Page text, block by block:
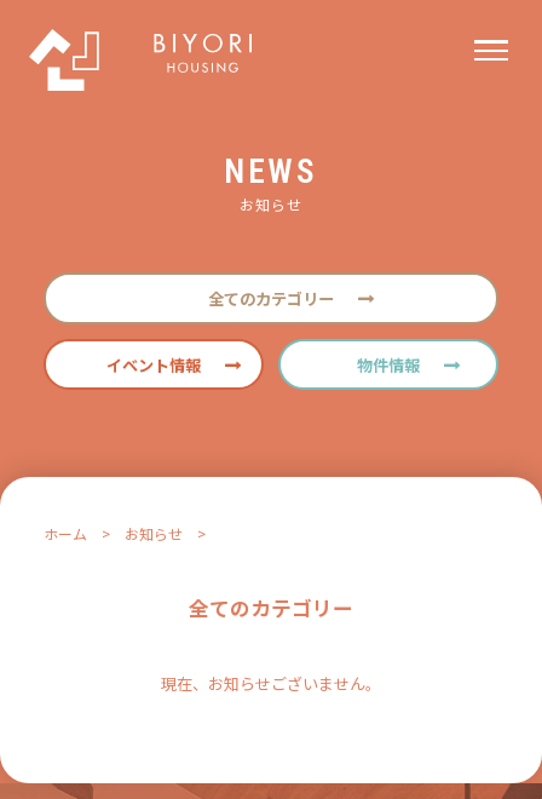
NEWS
お知らせ
全てのカテゴリー
イベント情報 物件情報
ホーム > お知らせ>
全てのカテゴリー
現在、お知らせございません。